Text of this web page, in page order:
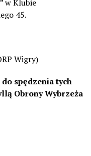
w Klubie
45.
Wigry)
spędzenia tych
Obrony Wybrzeża